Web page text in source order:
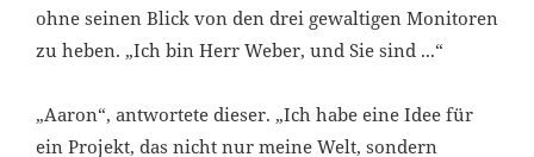
ohne seinen Blick von den drei gewaltigen Monitoren
zu heben. „Ich bin Herr Weber, und Sie sind ...“
„Aaron“, antwortete dieser. „Ich habe eine Idee für
ein Projekt, das nicht nur meine Welt, sondern